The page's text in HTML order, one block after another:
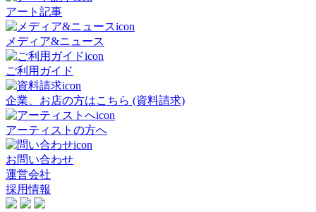
アート記事
メディア&ニュース
ご利用ガイド
企業、お店の方はこちら (資料請求)
アーティストの方へ
お問い合わせ
運営会社
採用情報